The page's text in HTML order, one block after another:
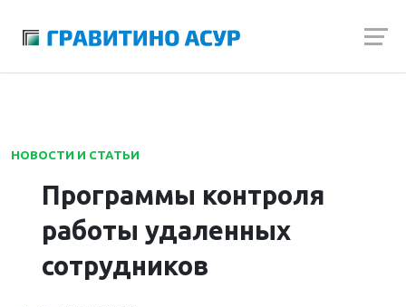
НОВОСТИ И СТАТЬИ
Программы контроля
работы удаленных
сотрудников